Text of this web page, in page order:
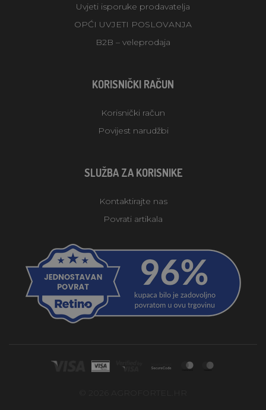
Uvjeti isporuke prodavatelja
OPĆI UVJETI POSLOVANJA
B2B – veleprodaja
KORISNIČKI RAČUN
Korisnički račun
Povijest narudžbi
SLUŽBA ZA KORISNIKE
Kontaktirajte nas
Povrati artikala